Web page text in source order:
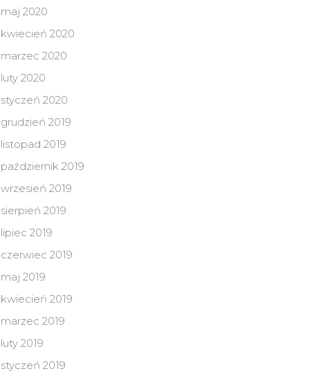
maj 2020
kwiecień 2020
marzec 2020
luty 2020
styczeń 2020
grudzień 2019
listopad 2019
październik 2019
wrzesień 2019
sierpień 2019
lipiec 2019
czerwiec 2019
maj 2019
kwiecień 2019
marzec 2019
luty 2019
styczeń 2019